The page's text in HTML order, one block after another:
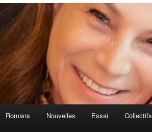
Romans Nouvelles Essai Collectifs